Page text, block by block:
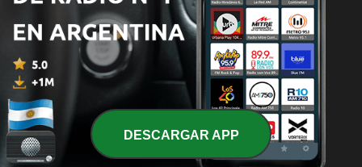
1 - Rafa
21 nov. 2020
Radios Argentinas
DESCARGAR APP